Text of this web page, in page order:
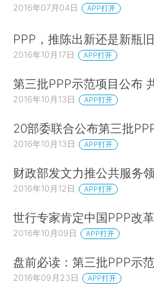
2016年07月04日 APP打开
PPP，推陈出新还是新瓶
2016年10月17日 APP打开
第三批PPP示范项目公布
2016年10月13日 APP打开
20部委联合公布第三批
2016年10月13日 APP打开
财政部发文力推公共服务
2016年10月12日 APP打开
世行专家肯定中国PPP改
2016年10月09日 APP打开
盘前必读：第三批PPP示
2016年09月23日 APP打开